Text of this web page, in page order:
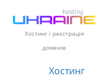
Хостинг і реєстрація
доменів
Хостинг